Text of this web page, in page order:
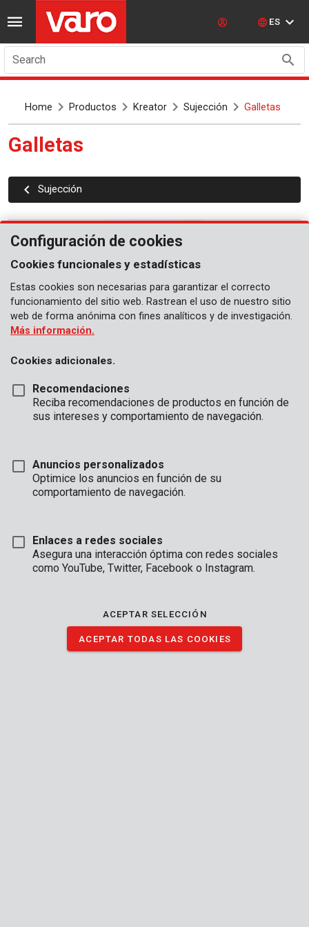
ES
Search
Home Productos Kreator Sujección Galletas
Galletas
Sujección
KRT120101
Clavijas 45x15x4mm - 50 uds.
Clavijas 52x20x4mm - 50 uds.
Configuración de cookies
Cookies funcionales y estadísticas
Estas cookies son necesarias para garantizar el correcto
funcionamiento del sitio web. Rastrean el uso de nuestro sitio
web de forma anónima con fines analíticos y de investigación.
Más información.
Cookies adicionales.
Recomendaciones
Reciba recomendaciones de productos en función de
sus intereses y comportamiento de navegación.
Anuncios personalizados
Optimice los anuncios en función de su
comportamiento de navegación.
Enlaces a redes sociales
Asegura una interacción óptima con redes sociales
como YouTube, Twitter, Facebook o Instagram.
ACEPTAR SELECCIÓN
ACEPTAR TODAS LAS COOKIES